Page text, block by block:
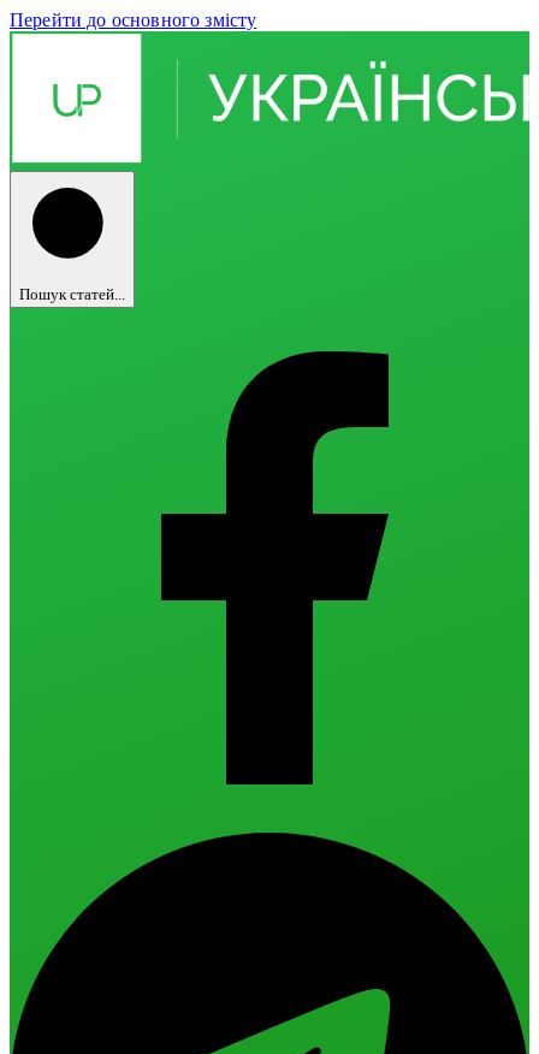
Перейти до основного змісту
Пошук статей...